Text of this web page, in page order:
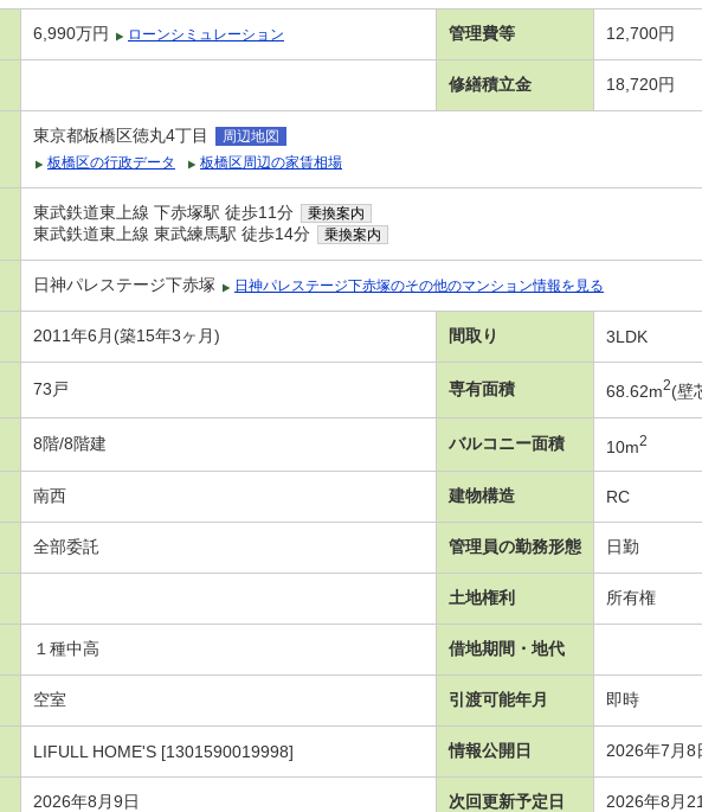
6,990万円 ローンシミュレーション 管理費等 12,700円
修繕積立金 18,720円
東京都板橋区徳丸4丁目
周辺地図
板橋区の行政データ
板橋区周辺の家賃相場
東武鉄道東上線 下赤塚駅 徒歩11分 乗換案内
東武鉄道東上線 東武練馬駅 徒歩14分 乗換案内
日神パレステージ下赤塚 日神パレステージ下赤塚のその他のマンション情報を見る
2011年6月(築15年3ヶ月) 間取り 3LDK
73戸 専有面積 68.62m2(壁
8階/8階建 バルコニー面積 10m2
南西 建物構造 RC
全部委託 管理員の勤務形態 日勤
土地権利 所有権
１種中高 借地期間・地代
空室 引渡可能年月 即時
LIFULL HOME'S [1301590019998] 情報公開日 2026年7月8
2026年8月9日 次回更新予定日 2026年8月